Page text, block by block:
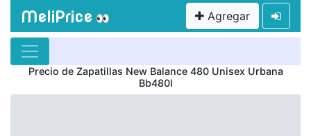
MeliPrice 👀 Agregar
Precio de Zapatillas New Balance 480 Unisex Urbana
Bb480l